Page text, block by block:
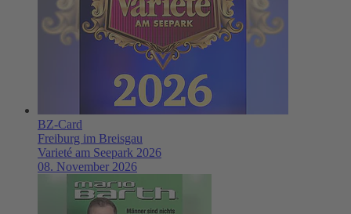
BZ-Card
Freiburg im Breisgau
Varieté am Seepark 2026
08. November 2026